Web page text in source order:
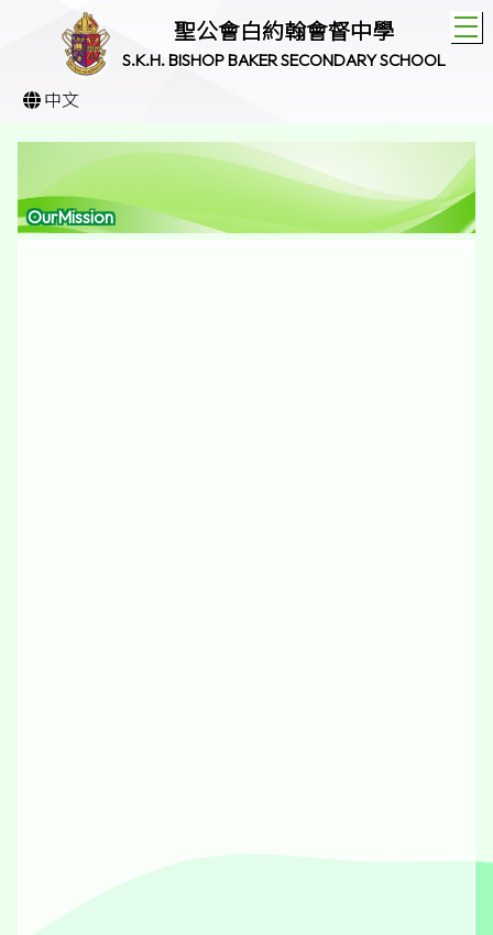
聖公會白約翰會督中學
S.K.H. BISHOP BAKER SECONDARY SCHOOL
中文
OurMission